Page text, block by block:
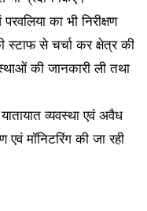
का भी निरीक्षण
स्टाफ से चर्चा कर क्षेत्र की
की जानकारी ली तथा
व्यवस्था एवं अवैध
एवं मॉनिटरिंग की जा रही